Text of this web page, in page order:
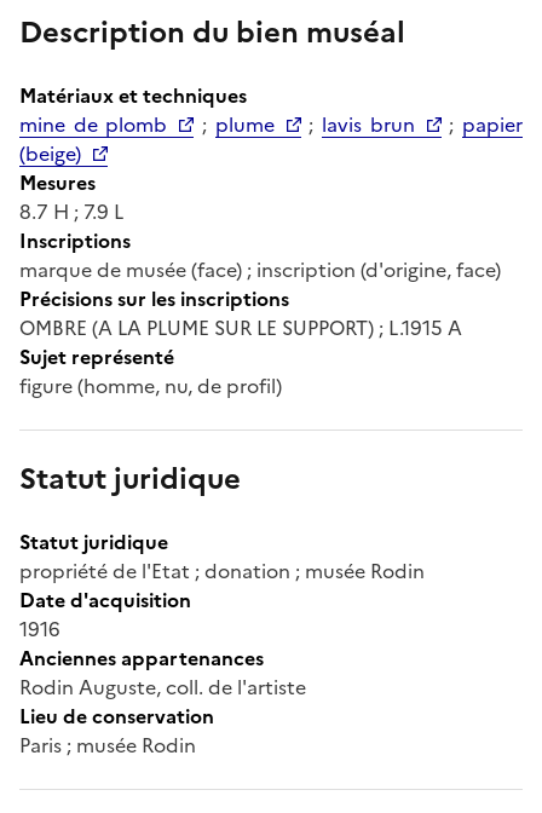
Description du bien muséal
Matériaux et techniques
mine de plomb
; plume ; lavis brun ; papier
(beige)
Mesures
8.7 H ; 7.9 L
Inscriptions
marque de musée (face) ; inscription (d'origine, face)
Précisions sur les inscriptions
OMBRE (A LA PLUME SUR LE SUPPORT) ; L.1915 A
Sujet représenté
figure (homme, nu, de profil)
Statut juridique
Statut juridique
propriété de l'Etat ; donation ; musée Rodin
Date d'acquisition
1916
Anciennes appartenances
Rodin Auguste, coll. de l'artiste
Lieu de conservation
Paris ; musée Rodin